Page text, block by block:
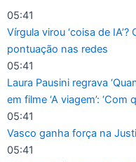
para
conteúdo
05:41
Vírgula virou ‘coisa de
pontuação nas redes
05:41
Laura Pausini regrava
em filme ‘A viagem’: ‘Com
05:41
Vasco ganha força na
05:41